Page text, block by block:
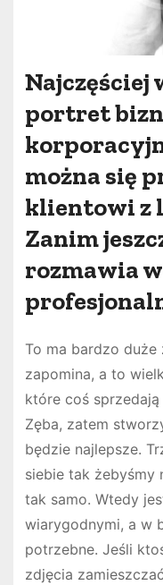
Najczęściej
portret
można się
klientowi z
Zanim
rozmawia
To ma bardzo
zapomina, a to
które coś
Zęba, zatem
będzie najlepsze.
siebie tak żebyśmy
tak samo. Wtedy
wiarygodnymi, a w
potrzebne. Jeśli
zdjęcia